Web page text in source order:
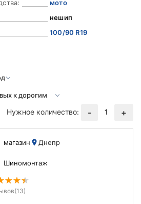
мото
нешип
100/90 R19
Нужное количество:
- 1 +
магазин Днепр
Шиномонтаж
(13)